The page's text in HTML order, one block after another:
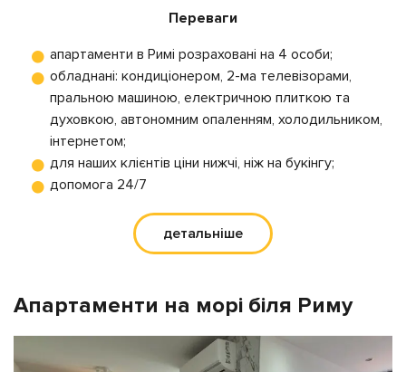
Переваги
апартаменти в Римі розраховані на 4 особи;
обладнані: кондиціонером, 2-ма телевізорами,
пральною машиною, електричною плиткою та
духовкою, автономним опаленням, холодильником,
інтернетом;
для наших клієнтів ціни нижчі, ніж на букінгу;
допомога 24/7
детальніше
Апартаменти на морі біля Риму